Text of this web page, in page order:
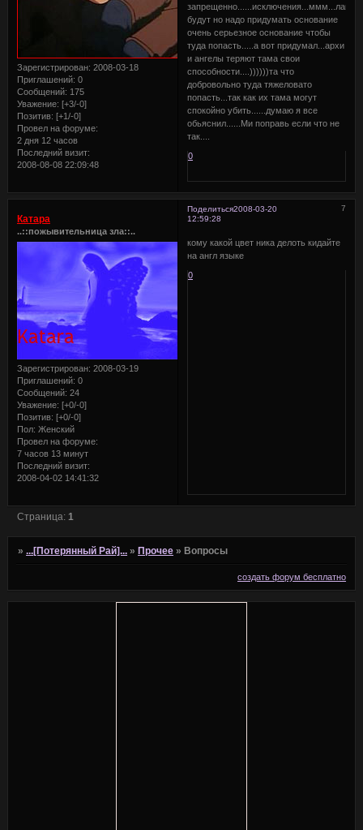
Зарегистрирован: 2008-03-18
Приглашений: 0
Сообщений: 175
Уважение: [+3/-0]
Позитив: [+1/-0]
Провел на форуме:
2 дня 12 часов
Последний визит:
2008-08-08 22:09:48
запрещенно......исключения...ммм...лано
будут но надо придумать основание
очень серьезное основание чтобы
туда попасть.....а вот придумал...архи
и ангелы теряют тама свои
способности....))))))та что
добровольно туда тяжеловато
попасть...так как их тама могут
спокойно убить......думаю я все
обьяснил......Ми поправь если что не
так....
0
Поделиться 7
2008-03-20
12:59:28
Катара
..::пожывительница зла::..
Зарегистрирован: 2008-03-19
Приглашений: 0
Сообщений: 24
Уважение: [+0/-0]
Позитив: [+0/-0]
Пол: Женский
Провел на форуме:
7 часов 13 минут
Последний визит:
2008-04-02 14:41:32
кому какой цвет ника делоть кидайте
на англ языке
0
Страница:1
»...[Потерянный Рай]... » Прочее » Вопросы
создать форум бесплатно